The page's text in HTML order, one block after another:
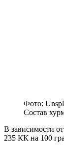
Фото:
Состав
В зависимости
235 КК на 100